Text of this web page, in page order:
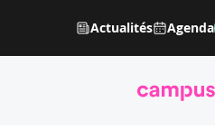
Actualités Agenda